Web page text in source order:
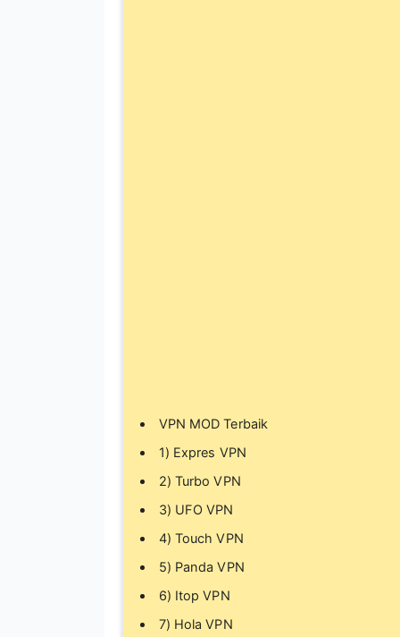
VPN MOD Terbaik
1) Expres VPN
2) Turbo VPN
3) UFO VPN
4) Touch VPN
5) Panda VPN
6) Itop VPN
7) Hola VPN